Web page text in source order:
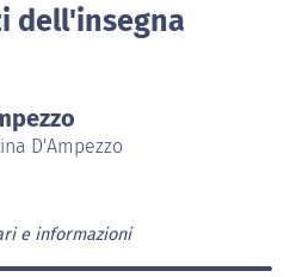
dell'insegna
D'Ampezzo
e informazioni